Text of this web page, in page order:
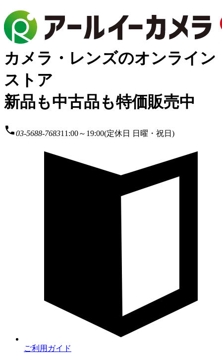
カメラ・レンズのオンライン
ストア
新品も中古品も特価販売中
local_phone03-5688-768311:00～19:00(定休日 日曜・祝日)
ご利用ガイド